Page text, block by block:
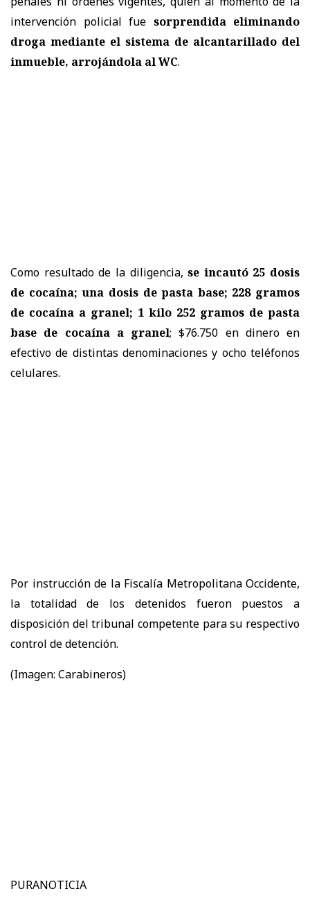
intervención policial fue sorprendida eliminando
droga mediante el sistema de alcantarillado del
inmueble, arrojándola al WC.
Como resultado de la diligencia,se incautó 25 dosis
de cocaína; una dosis de pasta base; 228 gramos
de cocaína a granel; 1 kilo 252 gramos de pasta
base de cocaína a granel; $76.750 en dinero en
efectivo de distintas denominaciones y ocho teléfonos
celulares.
Por instrucción de la Fiscalía Metropolitana Occidente,
la totalidad de los detenidos fueron puestos a
disposición del tribunal competente para su respectivo
control de detención.
(Imagen: Carabineros)
PURANOTICIA